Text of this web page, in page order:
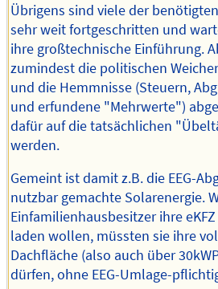
Übrigens sind viele der
sehr weit fortgeschritten und
ihre großtechnische Einführung.
zumindest die politischen
und die Hemmnisse (Steuern,
und erfundene "Mehrwerte")
dafür auf die tatsächlichen
werden.
Gemeint ist damit z.B. die EEG-
nutzbar gemachte Solarenergie.
Einfamilienhausbesitzer ihre
laden wollen, müssten sie ihre
Dachfläche (also auch über
dürfen, ohne EEG-Umlage-